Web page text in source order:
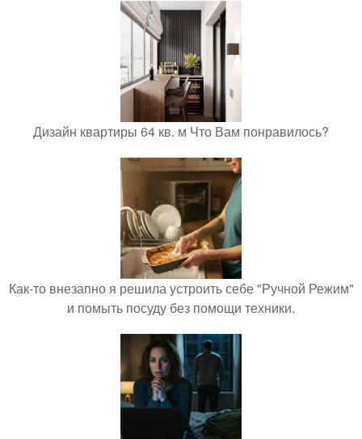
Дизайн квартиры 64 кв. м Что Вам понравилось?
Как-то внезапно я решила устроить себе "Ручной Режим"
и помыть посуду без помощи техники.